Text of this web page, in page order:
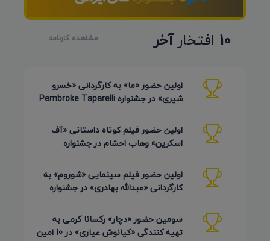
10 افتخارآخر مشاهده کارنامه
اولین حضور «ما» به کارگردانی «خسرو
شیری» در جشنواره Pembroke Taparelli
اولین حضور فیلم کوتاه داستانی «آف
اسکرین» وهاب احشام در جشنواره
اولین حضور فیلم سینمایی «شوروم» به
کارگردانی «عبدالله بهادری» در جشنواره
سومین حضور «دچار» رکسانا کرمی به
تهیه کنندگی «کیانوش عیاری» در 10 امین